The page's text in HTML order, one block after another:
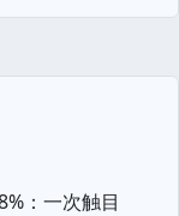
：一次触目